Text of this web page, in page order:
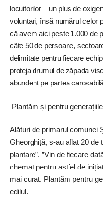
locuitorilor – un plus de
voluntari, însă numărul celor
că avem aici peste 1.000 de
câte 50 de persoane,
delimitate pentru fiecare
proteja drumul de zăpada
abundent pe partea
Plantăm și pentru
Alături de primarul comunei
Gheorghiță, ­s-au aflat 20 de
plantare”. ”Vin de fiecare
chemat pentru astfel de
mai curat. Plantăm pentru
edilul.